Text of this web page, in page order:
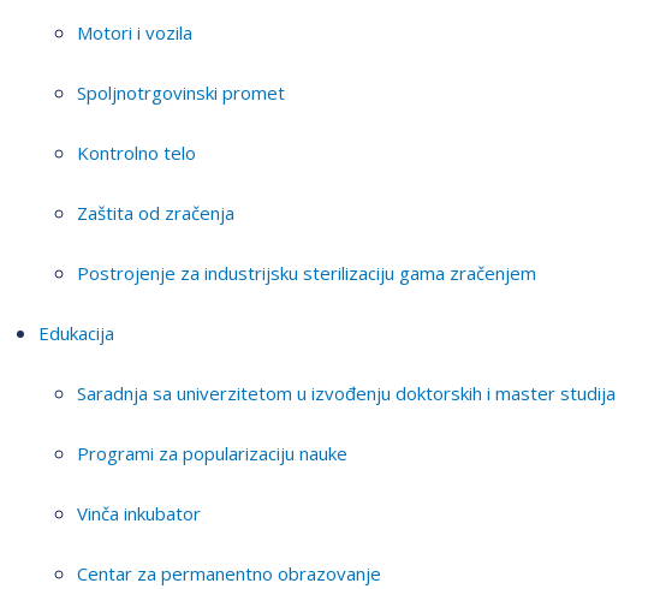
Motori i vozila
Spoljnotrgovinski promet
Kontrolno telo
Zaštita od zračenja
Postrojenje za industrijsku sterilizaciju gama zračenjem
Edukacija
Saradnja sa univerzitetom u izvođenju doktorskih i master studija
Programi za popularizaciju nauke
Vinča inkubator
Centar za permanentno obrazovanje